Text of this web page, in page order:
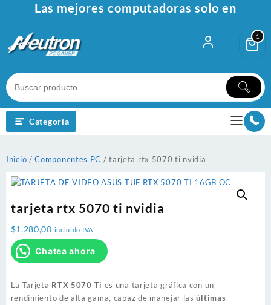
contenido
Las mejores computadoras solo en
1
Categoría
Inicio /Componentes PC / tarjeta rtx 5070 ti nvidia
tarjeta rtx 5070 ti nvidia
$1.280,00 incluido IVA
Chatea ahora
La Tarjeta RTX 5070 Ti es una tarjeta gráfica con un
rendimiento de alta gama, capaz de manejar las últimas